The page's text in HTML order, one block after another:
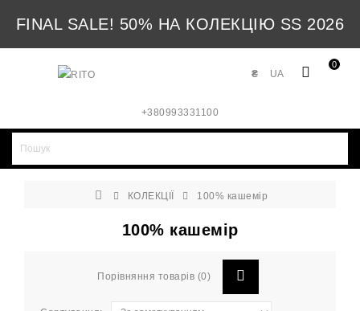
FINAL SALE! 50% НА КОЛЕКЦІЮ SS 2026
0
UA
₴
+380993331100
КОЛЕКЦІЇ 100% кашемір
100% кашемір
Порівняння товарів (0)